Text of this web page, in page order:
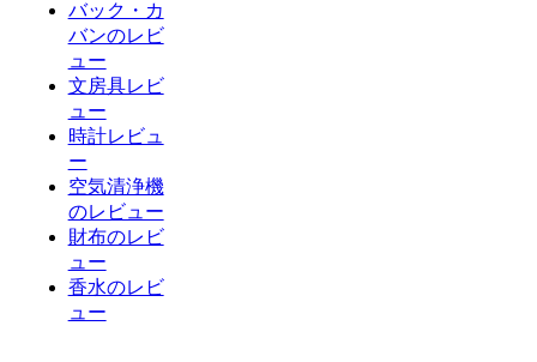
バック・カ
バンのレビ
ュー
文房具レビ
ュー
時計レビュ
ー
空気清浄機
のレビュー
財布のレビ
ュー
香水のレビ
ュー